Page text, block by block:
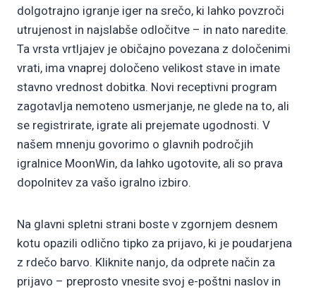
dolgotrajno igranje iger na srečo, ki lahko povzroči
utrujenost in najslabše odločitve – in nato naredite.
Ta vrsta vrtljajev je običajno povezana z določenimi
vrati, ima vnaprej določeno velikost stave in imate
stavno vrednost dobitka. Novi receptivni program
zagotavlja nemoteno usmerjanje, ne glede na to, ali
se registrirate, igrate ali prejemate ugodnosti. V
našem mnenju govorimo o glavnih področjih
igralnice MoonWin, da lahko ugotovite, ali so prava
dopolnitev za vašo igralno izbiro.
Na glavni spletni strani boste v zgornjem desnem
kotu opazili odlično tipko za prijavo, ki je poudarjena
z rdečo barvo. Kliknite nanjo, da odprete način za
prijavo – preprosto vnesite svoj e-poštni naslov in